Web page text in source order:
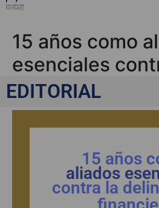
15 años como
esenciales
delincuencia
EDITORIAL
15 años
aliados
contra la